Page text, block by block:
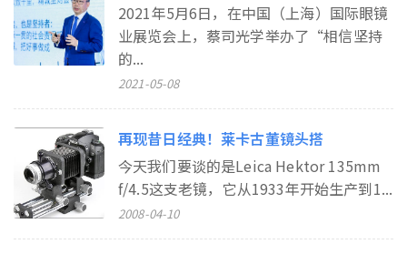
2021年5月6日，在中国（上海）国际眼镜
业展览会上，蔡司光学举办了“相信坚持
的...
2021-05-08
再现昔日经典！莱卡古董镜头搭
今天我们要谈的是Leica Hektor 135mm
f/4.5这支老镜，它从1933年开始生产到1...
2008-04-10